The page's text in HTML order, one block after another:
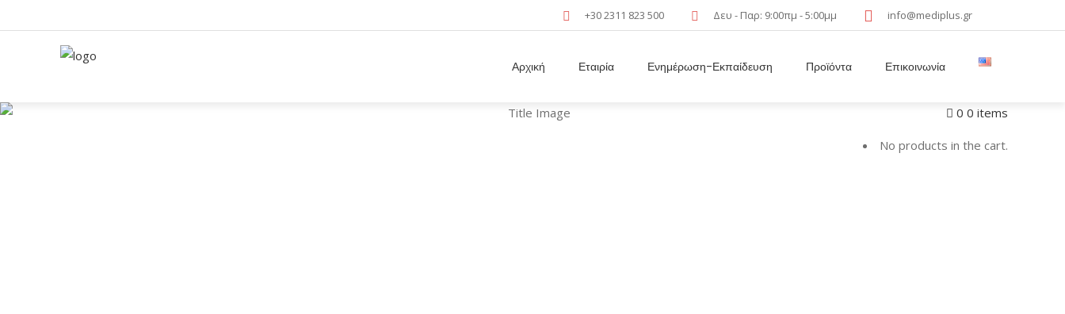
+30 2311 823 500 Δευ - Παρ: 9:00πμ - 5:00μμ info@mediplus.gr
Αρχική Εταιρία Ενημέρωση-Εκπαίδευση Προϊόντα Επικοινωνία
0 0 items
No products in the cart.
Ιατρικά Προϊόντα